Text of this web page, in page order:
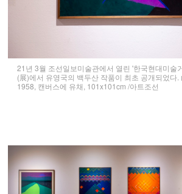
21년 3월 조선일보미술관에서 열린 '한국현대미술
(展)에서 유영국의 백두산 작품이 최초 공개되었다.
1958, 캔버스에 유채, 101x101cm /아트조선